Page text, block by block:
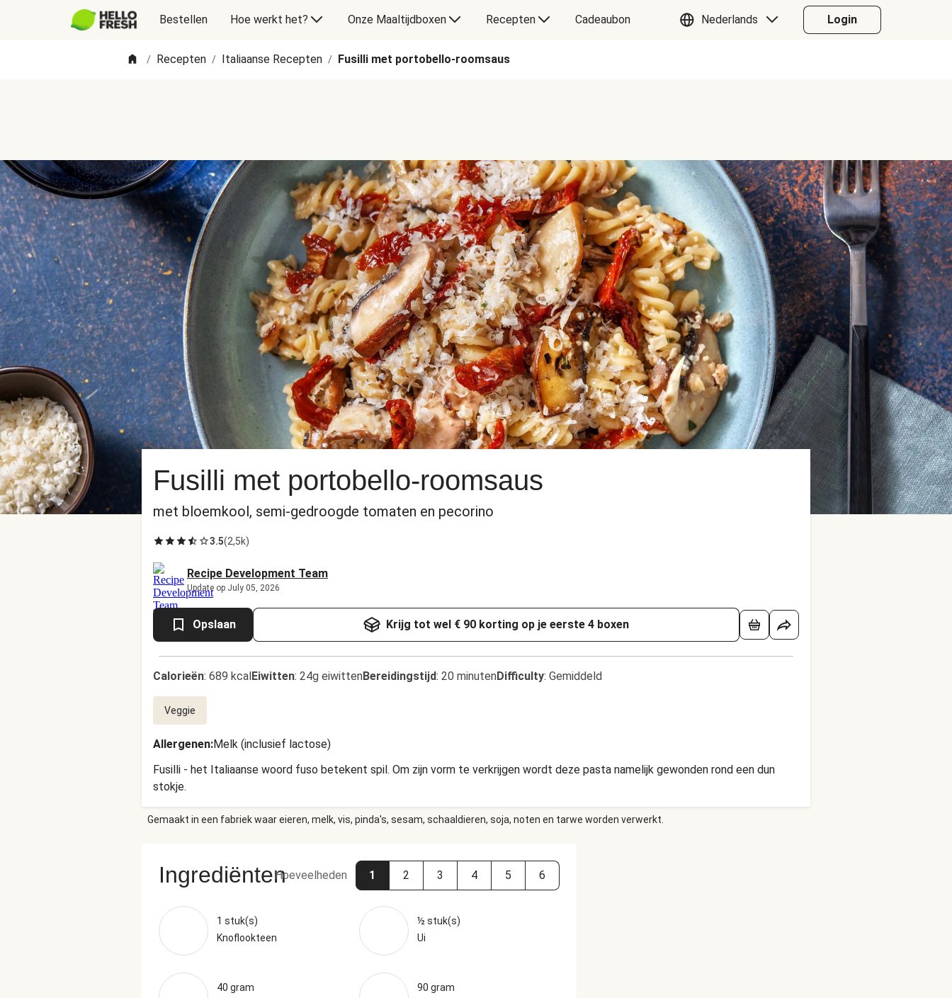
Bestellen Hoe werkt het? Onze Maaltijdboxen Recepten Cadeaubon Nederlands Login
/ Recepten / Italiaanse Recepten / Fusilli met portobello-roomsaus
Fusilli met portobello-roomsaus
met bloemkool, semi-gedroogde tomaten en pecorino
3.5(2,5k)
Recipe Development Team
Update op July 05, 2026
Opslaan Krijg tot wel € 90 korting op je eerste 4 boxen
Calorieën: 689 kcalEiwitten: 24g eiwittenBereidingstijd: 20 minutenDifficulty: Gemiddeld
Veggie
Allergenen:Melk (inclusief lactose)
Fusilli - het Italiaanse woord fuso betekent spil. Om zijn vorm te verkrijgen wordt deze pasta namelijk gewonden rond een dun
stokje.
Gemaakt in een fabriek waar eieren, melk, vis, pinda's, sesam, schaaldieren, soja, noten en tarwe worden verwerkt.
IngrediëntenHoeveelheden 1 2 3 4 5 6
1 stuk(s)
Knoflookteen
½ stuk(s)
Ui
40 gram
90 gram